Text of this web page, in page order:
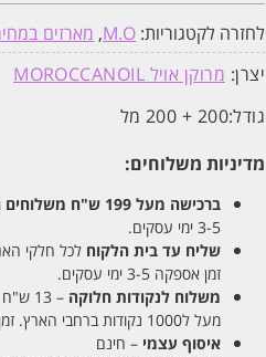
לחזרה לקטגוריות: M.O
, מארזים
יצרן: מרוקן אויל MOROCCANOIL
גודל:200 + 200 מל
מדיניות משלוחים:
ברכישה מעל 199 ש"ח משלוחים
3-5 ימי עסקים.
שליח עד בית הלקוח לכל חלקי הארץ –
זמן אספקה 3-5 ימי עסקים.
משלוח לנקודות חלוקה – 13 ש"ח
מעל ל1000 נקודות ברחבי הארץ. זמן אספקה 5-8 ימי עסקים.
איסוף עצמי – חינם